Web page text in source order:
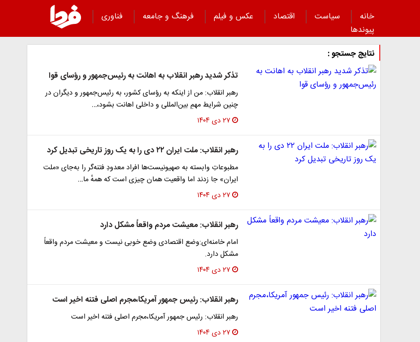
خانه سیاست اقتصاد عکس و فیلم فرهنگ و جامعه
فناوری
پیوند‌ها
نتایج جستجو :
تذکر شدید رهبر انقلاب به اهانت به رئیس‌جمهور و رؤسای قوا
رهبر انقلاب: من از اینکه به رؤسای کشور، به رئیس‌جمهور و دیگران در
چنین شرایط مهمِ بین‌المللی و داخلی اهانت بشود،…
۲۷ دی ۱۴۰۴
رهبر انقلاب: ملت ایران ۲۲ دی را به یک روز تاریخی تبدیل کرد
مطبوعاتِ وابسته به صهیونیست‌ها افراد معدودِ فتنه‌گر را به‌جای «ملت
ایران» جا زدند اما واقعیت همان چیزی است که همهٔ ما…
۲۷ دی ۱۴۰۴
رهبر انقلاب: معیشت مردم واقعاً مشکل دارد
امام خامنه‌ای:وضع اقتصادی وضع خوبی نیست و معیشت مردم واقعاً
مشکل دارد.
۲۷ دی ۱۴۰۴
رهبر انقلاب: رئیس جمهور آمریکا،مجرم اصلی فتنه اخیر است
رهبر انقلاب: رئیس جمهور آمریکا،مجرم اصلی فتنه اخیر است
۲۷ دی ۱۴۰۴